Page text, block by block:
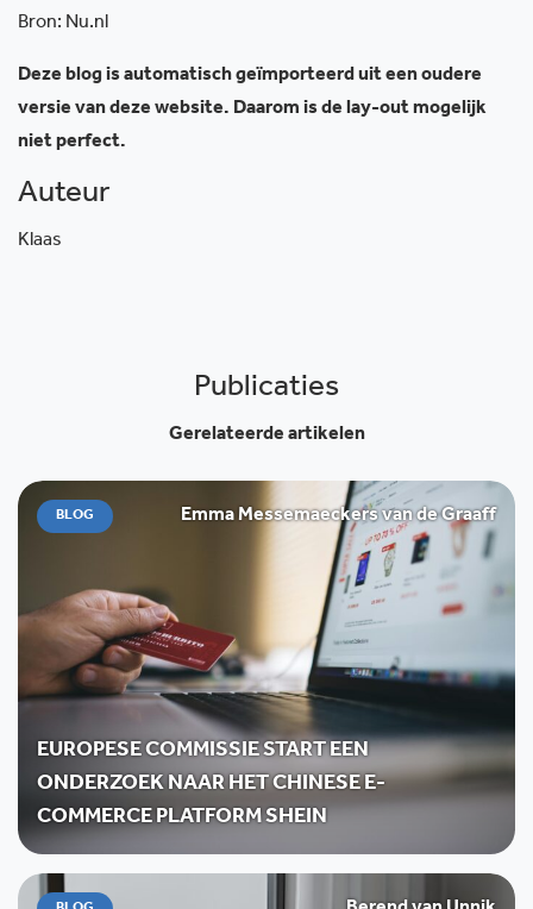
Bron: Nu.nl
Deze blog is automatisch geïmporteerd uit een oudere
versie van deze website. Daarom is de lay-out mogelijk
niet perfect.
Auteur
Klaas
Publicaties
Gerelateerde artikelen
BLOG Emma Messemaeckers van de Graaff
EUROPESE COMMISSIE START EEN
ONDERZOEK NAAR HET CHINESE E-
COMMERCE PLATFORM SHEIN